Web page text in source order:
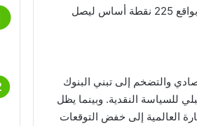
25.00% و26.00% و25.50%، على الترتيب , كما قررت خفض سعر الائتمان والخصم بواقع 225 نقطة أساس ليصل
والتضخم إلى تبني البنوك
للسياسة النقدية. وبينما يظل
العالمية إلى خفض التوقعات